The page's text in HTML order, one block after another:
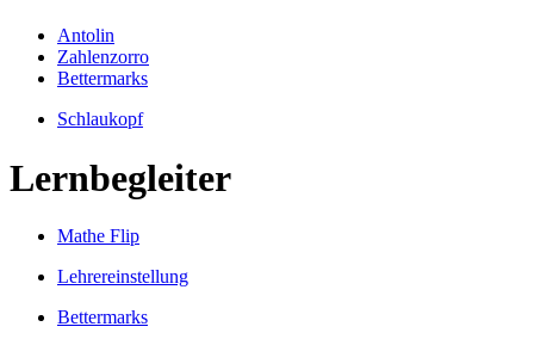
Antolin
Zahlenzorro
Bettermarks
Schlaukopf
Lernbegleiter
Mathe Flip
Lehrereinstellung
Bettermarks